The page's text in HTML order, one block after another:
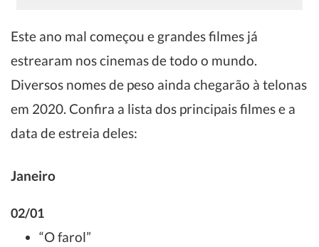
Este ano mal começou e grandes filmes já
estrearam nos cinemas de todo o mundo.
Diversos nomes de peso ainda chegarão à telonas
em 2020. Confira a lista dos principais filmes e a
data de estreia deles:
Janeiro
02/01
“O farol”